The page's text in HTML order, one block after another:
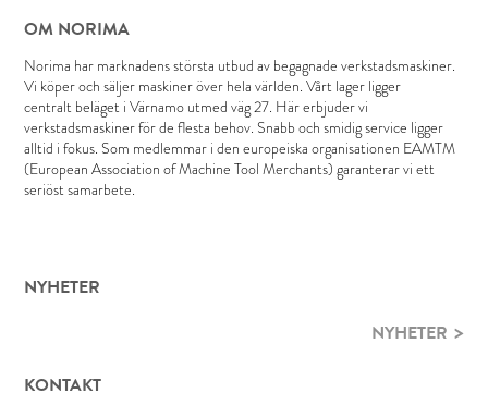
OM NORIMA
Norima har marknadens största utbud av begagnade verkstadsmaskiner.
Vi köper och säljer maskiner över hela världen. Vårt lager ligger
centralt beläget i Värnamo utmed väg 27. Här erbjuder vi
verkstadsmaskiner för de flesta behov. Snabb och smidig service ligger
alltid i fokus. Som medlemmar i den europeiska organisationen EAMTM
(European Association of Machine Tool Merchants) garanterar vi ett
seriöst samarbete.
NYHETER
NYHETER
KONTAKT